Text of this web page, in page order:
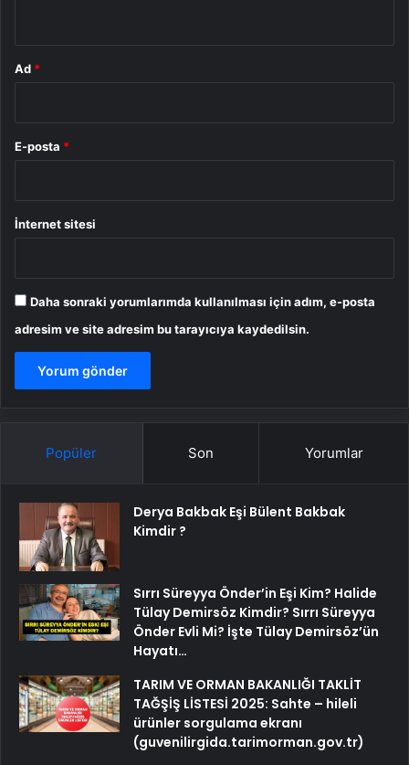
Ad *
E-posta *
İnternet sitesi
Daha sonraki yorumlarımda kullanılması için adım, e-posta
adresim ve site adresim bu tarayıcıya kaydedilsin.
Popüler Son Yorumlar
Derya Bakbak Eşi Bülent Bakbak
Kimdir ?
Sırrı Süreyya Önder’in Eşi Kim? Halide
Tülay Demirsöz Kimdir? Sırrı Süreyya
Önder Evli Mi? İşte Tülay Demirsöz’ün
Hayatı…
TARIM VE ORMAN BAKANLIĞI TAKLİT
TAĞŞİŞ LİSTESİ 2025: Sahte – hileli
ürünler sorgulama ekranı
(guvenilirgida.tarimorman.gov.tr)